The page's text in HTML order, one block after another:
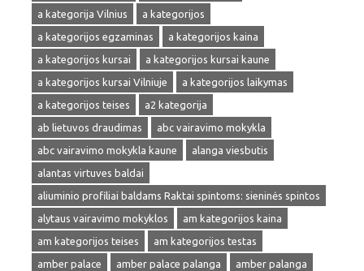
a kategorija Vilnius
a kategorijos
a kategorijos egzaminas
a kategorijos kaina
a kategorijos kursai
a kategorijos kursai kaune
a kategorijos kursai Vilniuje
a kategorijos laikymas
a kategorijos teises
a2 kategorija
ab lietuvos draudimas
abc vairavimo mokykla
abc vairavimo mokykla kaune
alanga viesbutis
alantas virtuves baldai
aliuminio profiliai baldams Raktai spintoms: sieninės spintos
alytaus vairavimo mokyklos
am kategorijos kaina
am kategorijos teises
am kategorijos testas
amber palace
amber palace palanga
amber palanga